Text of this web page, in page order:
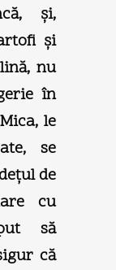
şi,
şi
nu
în
le
se
de
cu
să
că